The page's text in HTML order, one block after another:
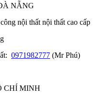
NẴNG
nội thất nội thất cao cấp
0971982777 (Mr Phú)
CHÍ MINH